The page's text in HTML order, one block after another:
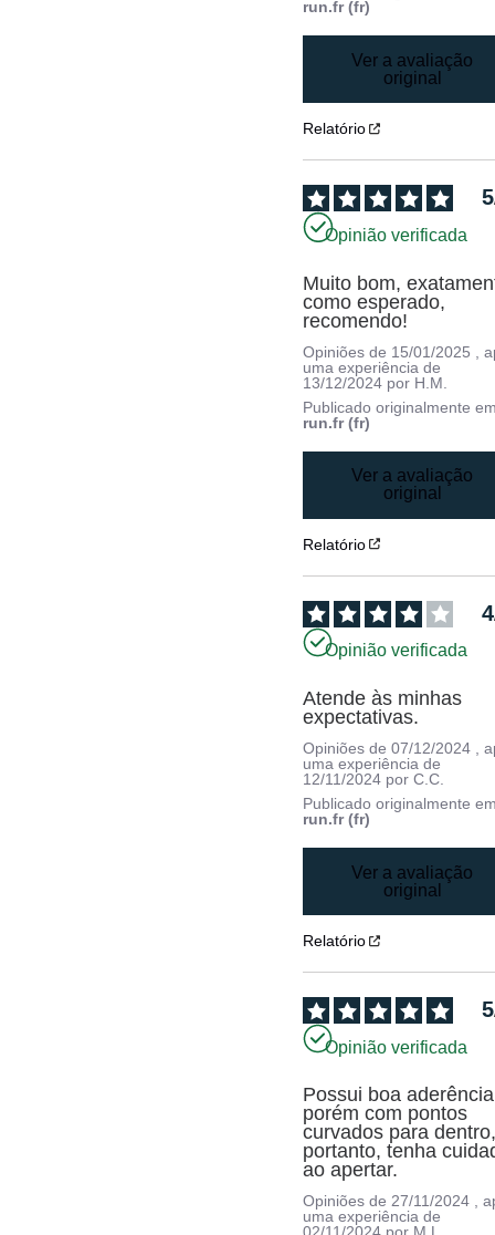
run.fr (fr)
Ver a avaliação
original
Relatório
5
Opinião verificada
Muito bom,
como esperado,
recomendo!
Opiniões de 15/01/2025
,
uma experiência de
13/12/2024 por H.M.
Publicado originalmente
run.fr (fr)
Ver a avaliação
original
Relatório
4
Opinião verificada
Atende às minhas
expectativas.
Opiniões de07/12/2024
,
uma experiência de
12/11/2024 porC.C.
Publicado originalmente
run.fr (fr)
Ver a avaliação
original
Relatório
5
Opinião verificada
Possui boa
porém com pontos
curvados para
portanto, tenha
ao apertar.
Opiniões de27/11/2024 ,
uma experiência de